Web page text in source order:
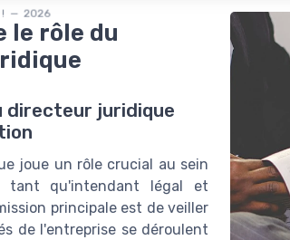
! — 2026
le rôle du
directeur juridique
joue un rôle crucial au sein
tant qu'intendant légal et
principale est de veiller
de l'entreprise se déroulent